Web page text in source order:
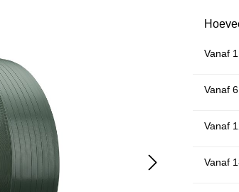
Vanaf 1
Vanaf 6
Vanaf
Vanaf